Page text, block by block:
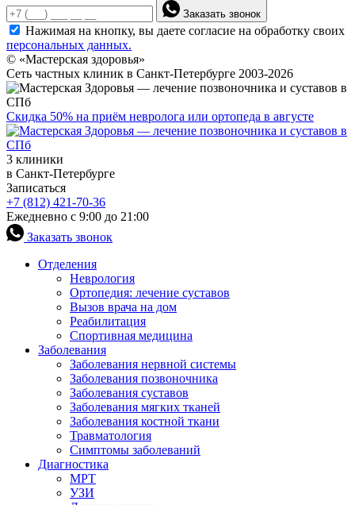
Заказать звонок
Нажимая на кнопку, вы даете согласие на обработку своих
персональных данных.
© «Мастерская здоровья»
Сеть частных клиник в Санкт-Петербурге 2003-2026
Скидка 50% на приём невролога или ортопеда в августе
3 клиники
в Санкт-Петербурге
Записаться
+7 (812) 421-70-36
Ежедневно с 9:00 до 21:00
Заказать звонок
Отделения
Неврология
Ортопедия: лечение суставов
Вызов врача на дом
Реабилитация
Спортивная медицина
Заболевания
Заболевания нервной системы
Заболевания позвоночника
Заболевания суставов
Заболевания мягких тканей
Заболевания костной ткани
Травматология
Симптомы заболеваний
Диагностика
МРТ
УЗИ